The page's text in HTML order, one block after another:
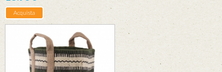
Acquista